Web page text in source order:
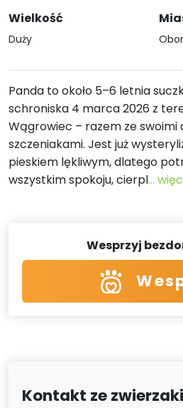
Wielkość
Duży
Panda to około 5–6 letnia
schroniska 4 marca 2026 z
Wągrowiec – razem ze swoimi
szczeniakami. Jest już
pieskiem lękliwym, dlatego
wszystkim spokoju, cierpl...
Wesprzyj
Kontakt ze